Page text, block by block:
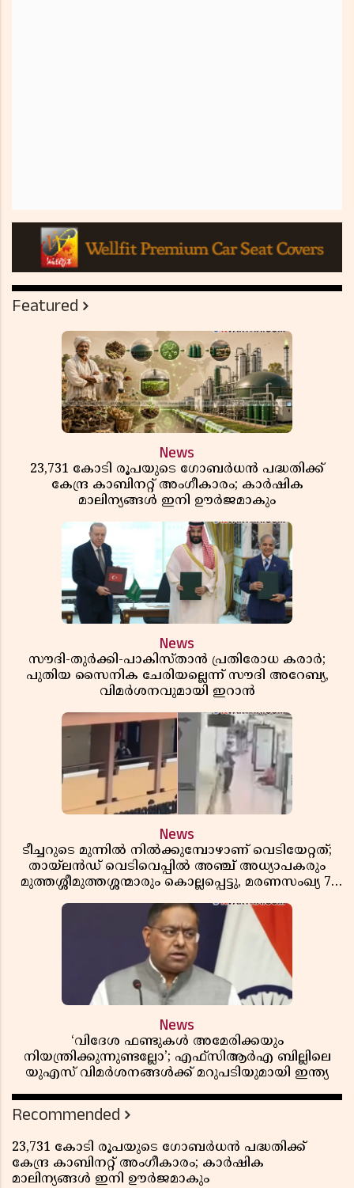
Featured
News
23,731 കോടി രൂപയുടെ ഗോബർധൻ പദ്ധതിക്ക്
കേന്ദ്ര കാബിനറ്റ് അംഗീകാരം; കാർഷിക
മാലിന്യങ്ങൾ ഇനി ഊർജമാകും
News
സൗദി-തുർക്കി-പാകിസ്താൻ പ്രതിരോധ കരാർ;
പുതിയ സൈനിക ചേരിയല്ലെന്ന് സൗദി അറേബ്യ,
വിമർശനവുമായി ഇറാൻ
News
ടീച്ചറുടെ മുന്നിൽ നിൽക്കുമ്പോഴാണ് വെടിയേറ്റത്;
തായ്‌ലൻഡ് വെടിവെപ്പിൽ അഞ്ച് അധ്യാപകരും
മുത്തശ്ശീമുത്തശ്ശന്മാരും കൊല്ലപ്പെട്ടു, മരണസംഖ്യ 7;
News
‘വിദേശ ഫണ്ടുകൾ അമേരിക്കയും
നിയന്ത്രിക്കുന്നുണ്ടല്ലോ’; എഫ്സിആർഎ ബില്ലിലെ
യുഎസ് വിമർശനങ്ങൾക്ക് മറുപടിയുമായി ഇന്ത്യ
Recommended
23,731 കോടി രൂപയുടെ ഗോബർധൻ പദ്ധതിക്ക്
കേന്ദ്ര കാബിനറ്റ് അംഗീകാരം; കാർഷിക
മാലിന്യങ്ങൾ ഇനി ഊർജമാകും